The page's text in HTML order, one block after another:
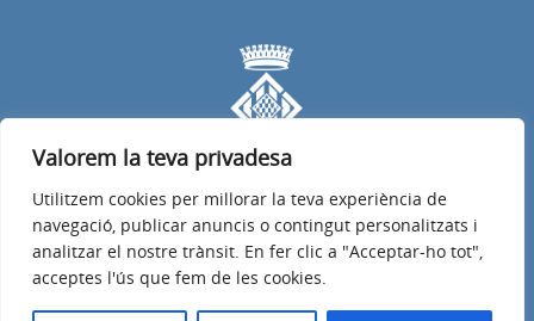
Valorem la teva privadesa
Utilitzem cookies per millorar la teva experiència de
navegació, publicar anuncis o contingut personalitzats i
analitzar el nostre trànsit. En fer clic a "Acceptar-ho tot",
acceptes l'ús que fem de les cookies.
Avís legal Política de privacitat